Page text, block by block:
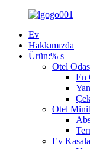
Ev
Hakkımızda
Ürün:% s
Otel
En
Otel
Ev